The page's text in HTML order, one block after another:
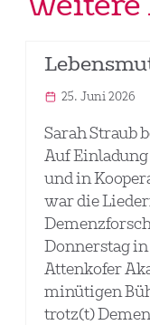
25. Juni 2026
Sarah Straub
Auf
und in
war die
Donnerstag
Attenkofer
minütigen
trotz(t)